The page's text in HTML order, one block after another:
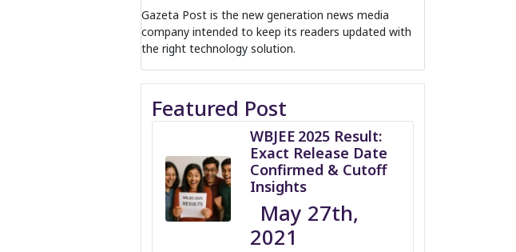
Gazeta Post is the new generation news media
company intended to keep its readers updated with
the right technology solution.
Featured Post
WBJEE 2025 Result:
Exact Release Date
Confirmed & Cutoff
Insights
May 27th,
2021